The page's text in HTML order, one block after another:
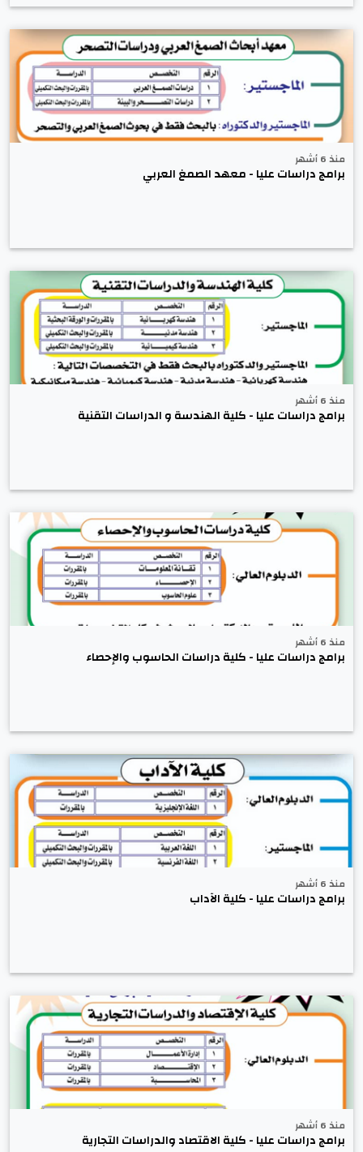
منذ 6 أشهر
برامج دراسات عليا - معهد الصمغ العربي
منذ 6 أشهر
برامج دراسات عليا - كلية الهندسة و الدراسات التقنية
منذ 6 أشهر
برامج دراسات عليا - كلية دراسات الحاسوب والإحصاء
منذ 6 أشهر
برامج دراسات عليا - كلية الآداب
منذ 6 أشهر
برامج دراسات عليا - كلية الاقتصاد والدراسات التجارية